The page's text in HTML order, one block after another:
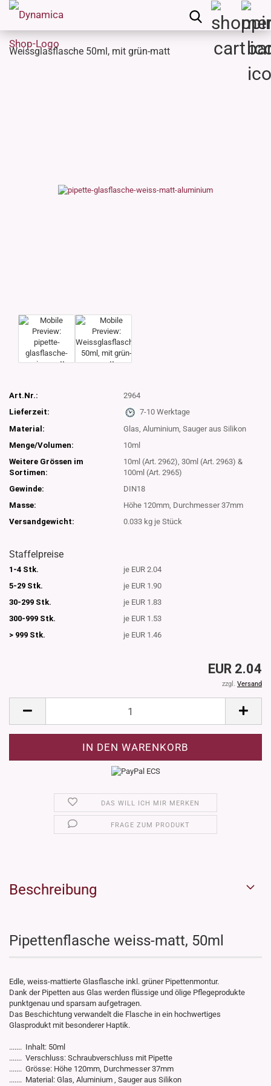
Weissglasflasche 50ml, mit grün-matt
Art.Nr.:
2964
Lieferzeit:
7-10 Werktage
Material:
Glas, Aluminium, Sauger aus Silikon
Menge/Volumen:
10ml
Weitere Grössen im
Sortimen:
10ml (Art. 2962), 30ml (Art. 2963) &
100ml (Art. 2965)
Gewinde:
DIN18
Masse:
Höhe 120mm, Durchmesser 37mm
Versandgewicht:
0.033 kg je Stück
Staffelpreise
1-4 Stk.
je EUR 2.04
5-29 Stk.
je EUR 1.90
30-299 Stk.
je EUR 1.83
300-999 Stk.
je EUR 1.53
> 999 Stk.
je EUR 1.46
EUR 2.04
zzgl. Versand
DAS WILL ICH MIR MERKEN
FRAGE ZUM PRODUKT
Beschreibung
Pipettenflasche weiss-matt, 50ml
Edle, weiss-mattierte Glasflasche inkl. grüner Pipettenmontur.
Dank der Pipetten aus Glas werden flüssige und ölige Pflegeprodukte
punktgenau und sparsam aufgetragen.
Das Beschichtung verwandelt die Flasche in ein hochwertiges
Glasprodukt mit besonderer Haptik.
....... Inhalt: 50ml
....... Verschluss: Schraubverschluss mit Pipette
....... Grösse: Höhe 120mm, Durchmesser 37mm
....... Material: Glas, Aluminium , Sauger aus Silikon